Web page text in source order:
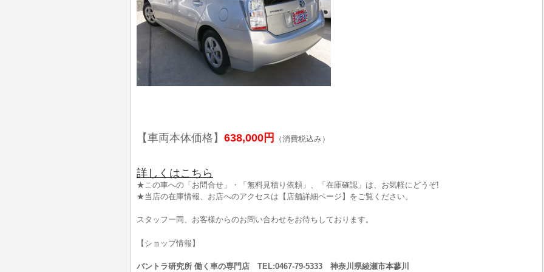
【車両本体価格】 638,000円 （消費税込み）
詳しくはこちら
★この車への「お問合せ」・「無料見積り依頼」、「在庫確認」は、お気軽にどうぞ!
★当店の在庫情報、お店へのアクセスは【店舗詳細ページ】をご覧ください。
スタッフ一同、お客様からのお問い合わせをお待ちしております。
【ショップ情報】
バントラ研究所 働く車の専門店 TEL:0467-79-5333 神奈川県綾瀬市本蓼川